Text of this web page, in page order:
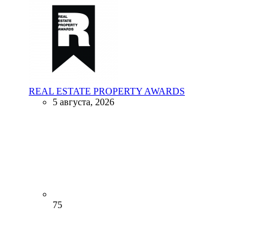
REAL ESTATE PROPERTY AWARDS
5 августа, 2026
75